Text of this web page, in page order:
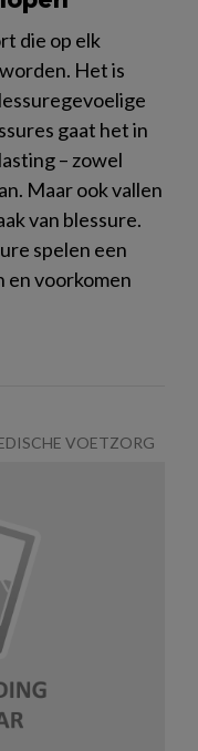
die op elk
Het is
gaat het in
– zowel
Maar ook vallen
van blessure.
spelen een
en voorkomen
VOETZORG